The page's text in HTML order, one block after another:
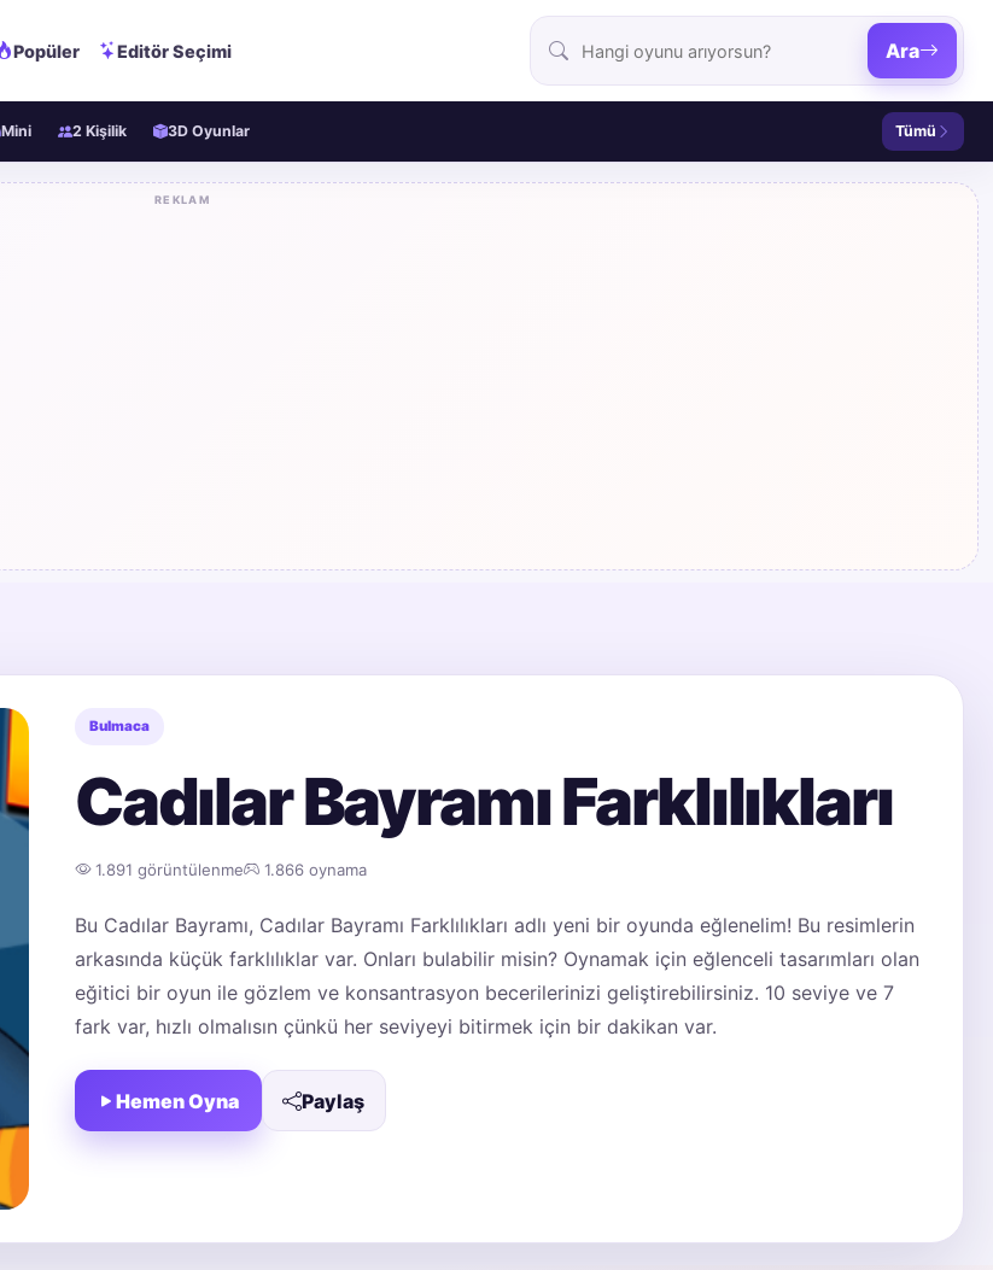
Popüler Editör Seçimi Ara
Mini 2 Kişilik 3D Oyunlar Tümü
REKLAM
Bulmaca
Cadılar Bayramı Farklılıkları
1.891 görüntülenme 1.866 oynama
Bu Cadılar Bayramı, Cadılar Bayramı Farklılıkları adlı yeni bir oyunda eğlenelim! Bu resimlerin
arkasında küçük farklılıklar var. Onları bulabilir misin? Oynamak için eğlenceli tasarımları olan
eğitici bir oyun ile gözlem ve konsantrasyon becerilerinizi geliştirebilirsiniz. 10 seviye ve 7
fark var, hızlı olmalısın çünkü her seviyeyi bitirmek için bir dakikan var.
Hemen Oyna Paylaş